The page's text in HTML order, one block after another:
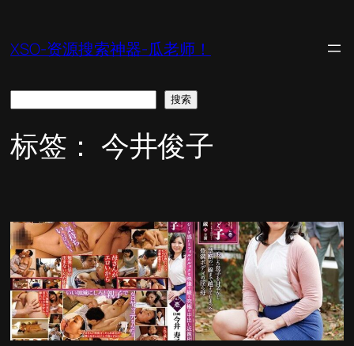
内
XSO-资源搜索神器-瓜老师！
搜索
标签： 今井俊子